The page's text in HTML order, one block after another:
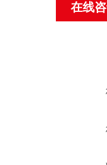
在线